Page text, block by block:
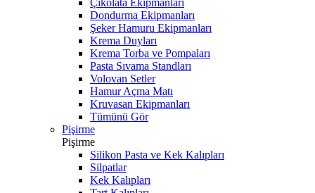
Çikolata Ekipmanları
Dondurma Ekipmanları
Şeker Hamuru Ekipmanları
Krema Duyları
Krema Torba ve Pompaları
Pasta Sıvama Standları
Volovan Setler
Hamur Açma Matı
Kruvasan Ekipmanları
Tümünü Gör
Pişirme
Pişirme
Silikon Pasta ve Kek Kalıpları
Silpatlar
Kek Kalıpları